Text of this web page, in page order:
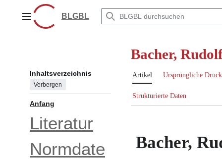
springenHauptmenüBLGBL
Inhaltsverzeichnis
Verbergen
Anfang
Literatur
Normdate
Bacher,
Artikel Ursprüngliche
Strukturierte Daten
Bacher,